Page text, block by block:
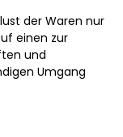
der Waren nur
einen zur
und
Umgang